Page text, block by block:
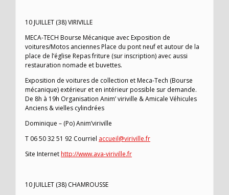
10 JUILLET (38) VIRIVILLE
MECA-TECH Bourse Mécanique avec Exposition de
voitures/Motos anciennes Place du pont neuf et autour de la
place de l’église Repas friture (sur inscription) avec aussi
restauration nomade et buvettes.
Exposition de voitures de collection et Meca-Tech (Bourse
mécanique) extérieur et en intérieur possible sur demande.
De 8h à 19h Organisation Anim’ viriville & Amicale Véhicules
Anciens & vielles cylindrées
Dominique – (Po) Anim’viriville
T 06 50 32 51 92 Courriel accueil@viriville.fr
Site Internethttp://www.ava-viriville.fr
10 JUILLET (38) CHAMROUSSE